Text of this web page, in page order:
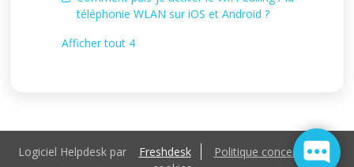
téléphonie WLAN sur iOS et Android ?
Afficher tout 4
Logiciel Helpdesk par Freshdesk
Politique concernant les